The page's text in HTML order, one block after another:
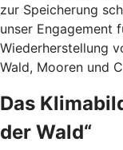
zur Speicherung
unser Engagement
Wiederherstellung
Wald, Mooren und
Das
der Wald“